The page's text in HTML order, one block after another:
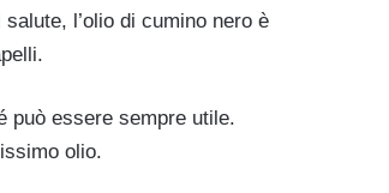
l’olio di cumino nero è
può essere sempre utile.
olio.